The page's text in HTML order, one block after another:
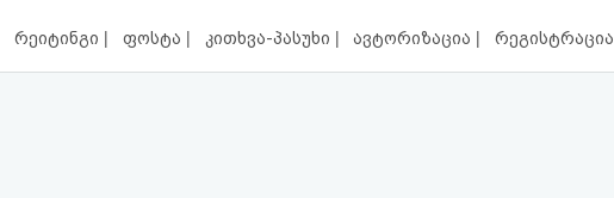
რეიტინგი | ფოსტა | კითხვა-პასუხი | ავტორიზაცია | რეგისტრაცია